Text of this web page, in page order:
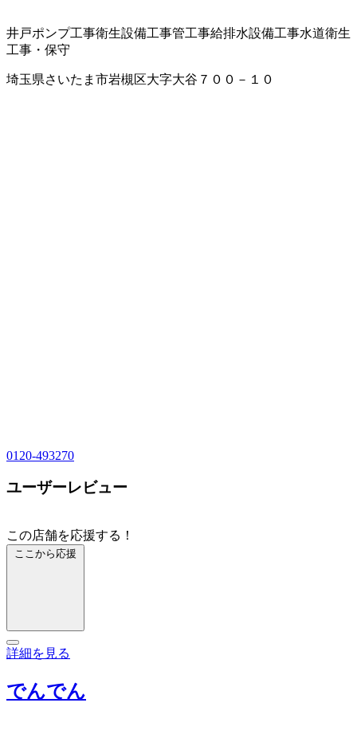
井戸ポンプ工事衛生設備工事管工事給排水設備工事水道衛生
工事・保守
埼玉県さいたま市岩槻区大字大谷７００－１０
0120-493270
ユーザーレビュー
この店舗を応援する！
ここから応援
詳細を見る
でんでん